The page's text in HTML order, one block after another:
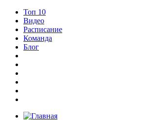
Топ 10
Видео
Расписание
Команда
Блог